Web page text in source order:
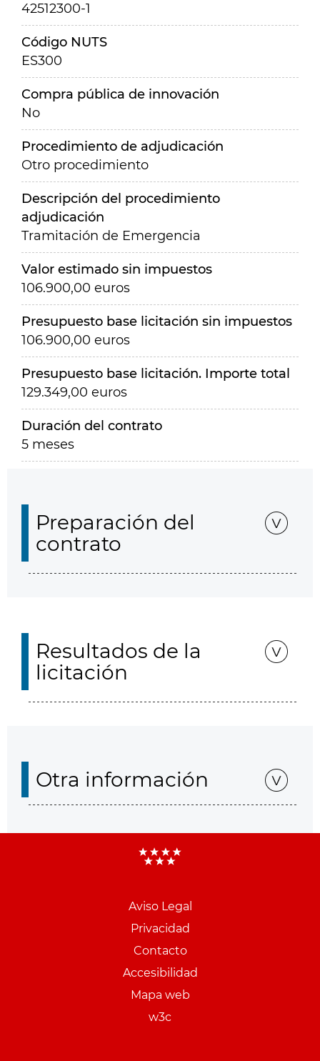
42512300-1
Código NUTS
ES300
Compra pública de innovación
No
Procedimiento de adjudicación
Otro procedimiento
Descripción del procedimiento
adjudicación
Tramitación de Emergencia
Valor estimado sin impuestos
106.900,00 euros
Presupuesto base licitación sin impuestos
106.900,00 euros
Presupuesto base licitación. Importe total
129.349,00 euros
Duración del contrato
5 meses
Preparación del
contrato
Resultados de la
licitación
Otra información
Aviso Legal
Privacidad
Contacto
Accesibilidad
Mapa web
w3c